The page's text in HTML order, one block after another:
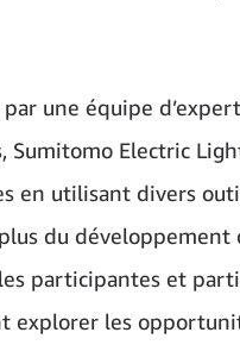
une équipe
Electric
en utilisant divers
du développement
participantes et
explorer les